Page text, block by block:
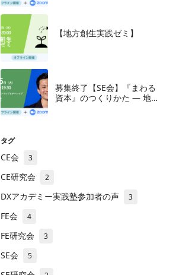
【地方創生実践ゼミ】
募集終了【SE会】『まわる
資本』のつくりかた — 地方
タグ
CE会 3
CE研究会 2
DXアカデミー実践塾参加者の声 3
FE会 4
FE研究会 3
SE会 5